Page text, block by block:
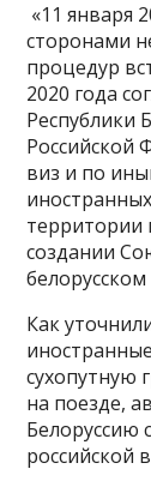
«11 января
сторонами
процедур
2020 года
Республики
Российской
виз и по
территории
создании
Как
сухопутную
на поезде,
Белоруссию
российской